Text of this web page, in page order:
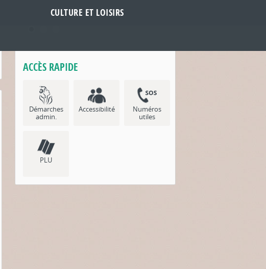
CULTURE ET LOISIRS
ACCÈS RAPIDE
Démarches
admin.
Accessibilité
Numéros
utiles
PLU